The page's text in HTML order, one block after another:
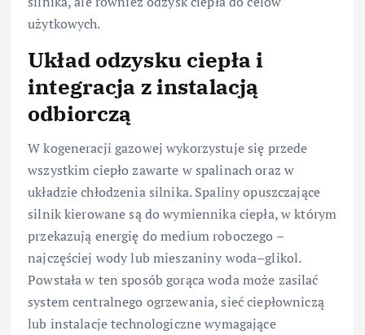
użytkowych.
Układ odzysku ciepła i
integracja z instalacją
odbiorczą
W kogeneracji gazowej wykorzystuje się przede
wszystkim ciepło zawarte w spalinach oraz w
układzie chłodzenia silnika. Spaliny opuszczające
silnik kierowane są do wymiennika ciepła, w którym
przekazują energię do medium roboczego –
najczęściej wody lub mieszaniny woda–glikol.
Powstała w ten sposób gorąca woda może zasilać
system centralnego ogrzewania, sieć ciepłowniczą
lub instalacje technologiczne wymagające